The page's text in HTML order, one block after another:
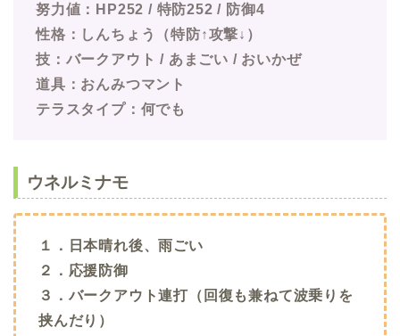
努力値：HP252 / 特防252 / 防御4
性格：しんちょう（特防↑攻撃↓）
技：バークアウト / あまごい / おいかぜ
道具：おんみつマント
テラスタイプ：何でも
ウネルミナモ
１．日本晴れ後、雨ごい
２．応援防御
３．バークアウト連打（回復も兼ねて波乗りを
挟んだり）